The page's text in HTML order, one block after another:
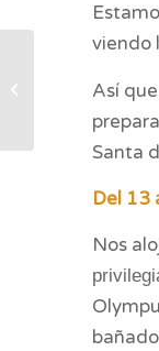
viendo
Así
Santa
Del 13
Nos
JARDINERÍA